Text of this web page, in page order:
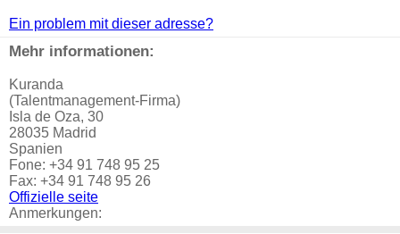
Ein problem mit dieser adresse?
Mehr informationen:
Kuranda
(Talentmanagement-Firma)
Isla de Oza, 30
28035 Madrid
Spanien
Fone: +34 91 748 95 25
Fax: +34 91 748 95 26
Offizielle seite
Anmerkungen: